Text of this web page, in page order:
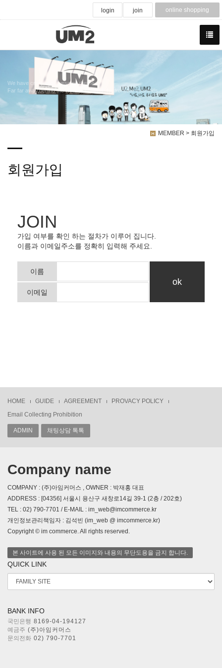
login join online shopping
We have created a awesome theme
Far far away,behind the word mountains, far from the countries
MEMBER > 회원가입
회원가입
JOIN
가입 여부를 확인 하는 절차가 이루어 집니다.
이름과 이메일주소를 정확히 입력해 주세요.
이름
이메일
HOME GUIDE AGREEMENT
PROVACY POLICY
Email Collecting Prohibition
ADMIN 채팅상담 톡톡
Company name
COMPANY : (주)아임커머스 , OWNER : 박재홍 대표
ADDRESS : [04356] 서울시 용산구 새창로14길 39-1 (2층 / 202호)
TEL : 02) 790-7701 / E-MAIL : im_web@imcommerce.kr
개인정보관리책임자 : 김석빈 (im_web @ imcommerce.kr)
Copyright © im commerce. All rights reserved.
본 사이트에 사용 된 모든 이미지와 내용의 무단도용을 금지 합니다.
QUICK LINK
BANK INFO
국민은행 8169-04-194127
예금주 (주)아임커머스
문의전화 02) 790-7701